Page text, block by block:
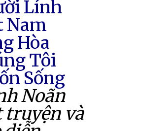
Lính
Nam
Hòa
Tôi
Sống
Noãn
truyện và